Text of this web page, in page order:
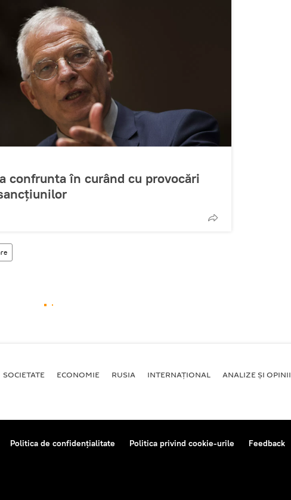
confrunta în curând cu provocări
SOCIETATE ECONOMIE RUSIA INTERNAŢIONAL ANALIZE ȘI OPINII
Politica de confidențialitate Politica privind cookie-urile Feedback